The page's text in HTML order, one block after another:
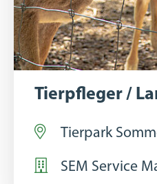
Tierpfleger /
Tierpark
SEM Service